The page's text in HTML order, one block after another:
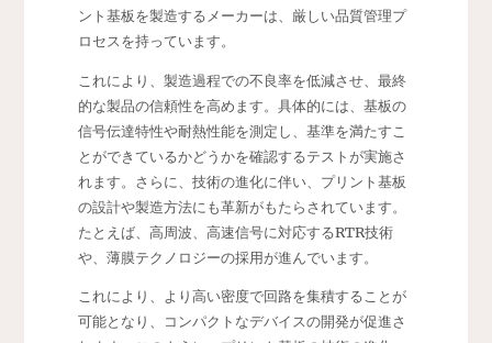
ント基板を製造するメーカーは、厳しい品質管理プ
ロセスを持っています。
これにより、製造過程での不良率を低減させ、最終
的な製品の信頼性を高めます。具体的には、基板の
信号伝達特性や耐熱性能を測定し、基準を満たすこ
とができているかどうかを確認するテストが実施さ
れます。さらに、技術の進化に伴い、プリント基板
の設計や製造方法にも革新がもたらされています。
たとえば、高周波、高速信号に対応するRTR技術
や、薄膜テクノロジーの採用が進んでいます。
これにより、より高い密度で回路を集積することが
可能となり、コンパクトなデバイスの開発が促進さ